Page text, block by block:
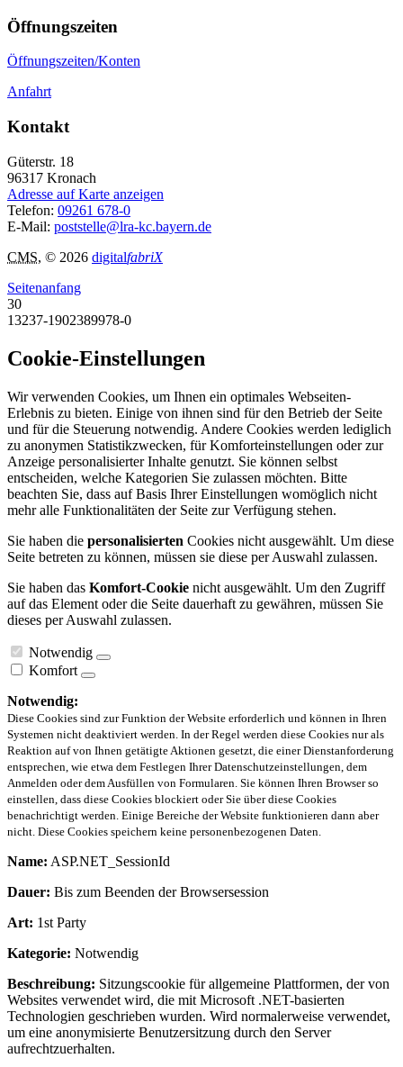
Öffnungszeiten
Öffnungszeiten/Konten
Anfahrt
Kontakt
Güterstr. 18
96317 Kronach
Adresse auf Karte anzeigen
Telefon: 09261 678-0
E-Mail: poststelle@lra-kc.bayern.de
CMS, © 2026 digitalfabriX
Seitenanfang
30
13237-1902389978-0
Cookie-Einstellungen
Wir verwenden Cookies, um Ihnen ein optimales Webseiten-
Erlebnis zu bieten. Einige von ihnen sind für den Betrieb der Seite
und für die Steuerung notwendig. Andere Cookies werden lediglich
zu anonymen Statistikzwecken, für Komforteinstellungen oder zur
Anzeige personalisierter Inhalte genutzt. Sie können selbst
entscheiden, welche Kategorien Sie zulassen möchten. Bitte
beachten Sie, dass auf Basis Ihrer Einstellungen womöglich nicht
mehr alle Funktionalitäten der Seite zur Verfügung stehen.
Sie haben die personalisierten Cookies nicht ausgewählt. Um diese
Seite betreten zu können, müssen sie diese per Auswahl zulassen.
Sie haben das Komfort-Cookie nicht ausgewählt. Um den Zugriff
auf das Element oder die Seite dauerhaft zu gewähren, müssen Sie
dieses per Auswahl zulassen.
Notwendig
Komfort
Notwendig:
Diese Cookies sind zur Funktion der Website erforderlich und können in Ihren
Systemen nicht deaktiviert werden. In der Regel werden diese Cookies nur als
Reaktion auf von Ihnen getätigte Aktionen gesetzt, die einer Dienstanforderung
entsprechen, wie etwa dem Festlegen Ihrer Datenschutzeinstellungen, dem
Anmelden oder dem Ausfüllen von Formularen. Sie können Ihren Browser so
einstellen, dass diese Cookies blockiert oder Sie über diese Cookies
benachrichtigt werden. Einige Bereiche der Website funktionieren dann aber
nicht. Diese Cookies speichern keine personenbezogenen Daten.
Name: ASP.NET_SessionId
Dauer: Bis zum Beenden der Browsersession
Art: 1st Party
Kategorie: Notwendig
Beschreibung: Sitzungscookie für allgemeine Plattformen, der von
Websites verwendet wird, die mit Microsoft .NET-basierten
Technologien geschrieben wurden. Wird normalerweise verwendet,
um eine anonymisierte Benutzersitzung durch den Server
aufrechtzuerhalten.